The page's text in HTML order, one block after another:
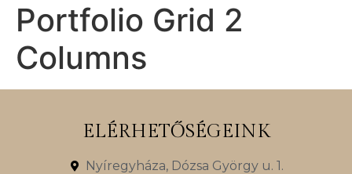
Portfolio Grid 2
Columns
ELÉRHETŐSÉGEINK
Nyíregyháza, Dózsa György u. 1.